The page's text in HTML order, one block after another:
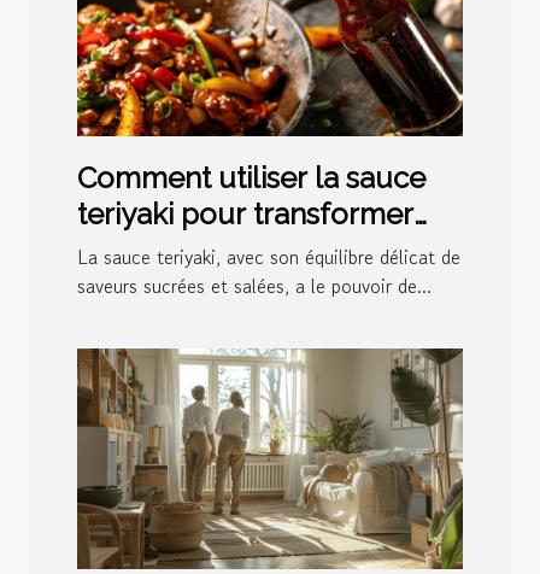
Comment utiliser la sauce
teriyaki pour transformer
vos plats
La sauce teriyaki, avec son équilibre délicat de
saveurs sucrées et salées, a le pouvoir de...